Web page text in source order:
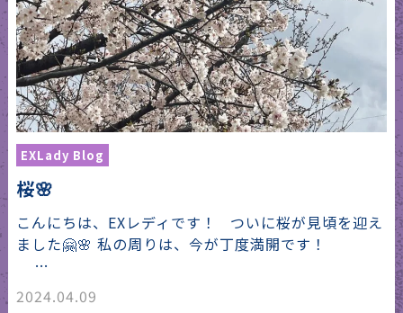
EXLady Blog
桜🌸
こんにちは、EXレディです！ ついに桜が見頃を迎え
ました🤗🌸 私の周りは、今が丁度満開です！
…
2024.04.09